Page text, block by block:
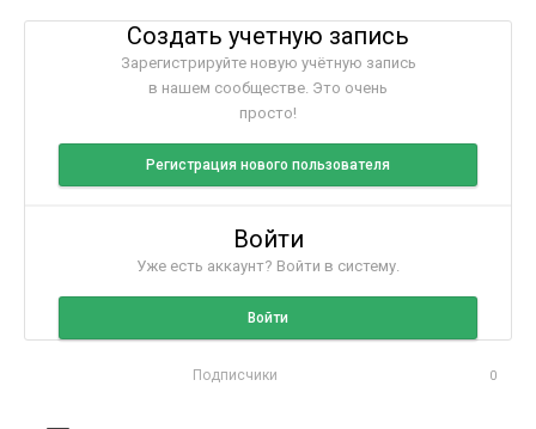
Создать учетную запись
Зарегистрируйте новую учётную запись
в нашем сообществе. Это очень
просто!
Регистрация нового пользователя
Войти
Уже есть аккаунт? Войти в систему.
Войти
Подписчики 0